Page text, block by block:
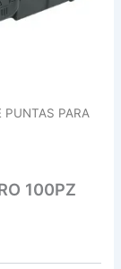
PUNTAS PARA
100PZ